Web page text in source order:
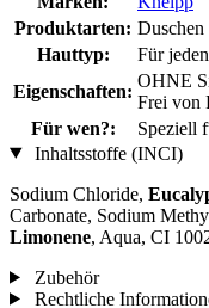
Produktarten:
Hauttyp:
Für
Eigenschaften:
OHNE
Frei von
Für wen?:
Speziell
Inhaltsstoffe (INCI)
Sodium Chloride,
Carbonate, Sodium
Limonene, Aqua, CI
Zubehör
Rechtliche